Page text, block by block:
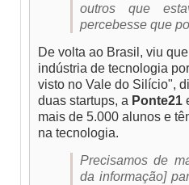
outros que
percebesse que
De volta ao Brasil, viu
indústria de tecnologia
visto no Vale do Silício",
duas startups, a Ponte21
mais de 5.000 alunos e
na tecnologia.
Precisamos de
da informação]